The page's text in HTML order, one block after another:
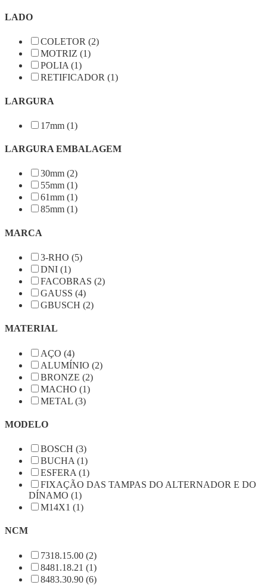
LADO
COLETOR (2)
MOTRIZ (1)
POLIA (1)
RETIFICADOR (1)
LARGURA
17mm (1)
LARGURA EMBALAGEM
30mm (2)
55mm (1)
61mm (1)
85mm (1)
MARCA
3-RHO (5)
DNI (1)
FACOBRAS (2)
GAUSS (4)
GBUSCH (2)
MATERIAL
AÇO (4)
ALUMÍNIO (2)
BRONZE (2)
MACHO (1)
METAL (3)
MODELO
BOSCH (3)
BUCHA (1)
ESFERA (1)
FIXAÇÃO DAS TAMPAS DO ALTERNADOR E DO
DÍNAMO (1)
M14X1 (1)
NCM
7318.15.00 (2)
8481.18.21 (1)
8483.30.90 (6)